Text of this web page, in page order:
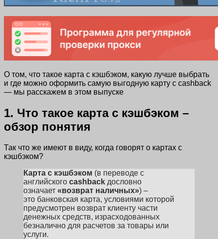
О том, что такое карта с кэшбэком, какую лучше выбрать
и где можно оформить самую выгодную карту с cashback
— мы расскажем в этом выпуске
1. Что такое карта с кэшбэком –
обзор понятия
Так что же имеют в виду, когда говорят о картах с
кэшбэком?
Карта с кэшбэком (в переводе с
английского cashback дословно
означает «возврат наличных») –
это банковская карта, условиями которой
предусмотрен возврат клиенту части
денежных средств, израсходованных
безналично для расчетов за товары или
услуги.